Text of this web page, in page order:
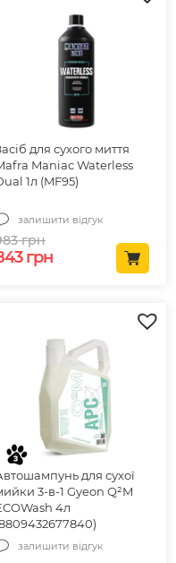
для сухого миття
Maniac Waterless
1л (MF95)
залишити відгук
грн
ціна:
грнПоточна ціна:
для сухої
3-в-1 Gyeon Q²M
4л
залишити відгук